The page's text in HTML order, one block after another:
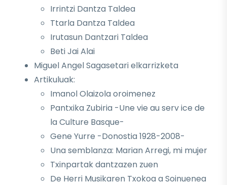
Irrintzi Dantza Taldea
Ttarla Dantza Taldea
Irutasun Dantzari Taldea
Beti Jai Alai
Miguel Angel Sagasetari elkarrizketa
Artikuluak:
Imanol Olaizola oroimenez
Pantxika Zubiria -Une vie au serv ice de
la Culture Basque-
Gene Yurre -Donostia 1928-2008-
Una semblanza: Marian Arregi, mi mujer
Txinpartak dantzazen zuen
De Herri Musikaren Txokoa a Soinuenea